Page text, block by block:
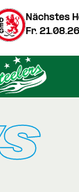
Nächstes
Fr.